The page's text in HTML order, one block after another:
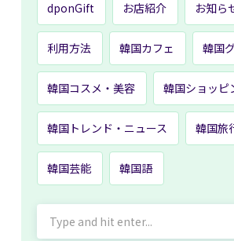
dponGift お店紹介 お知ら
利用方法 韓国カフェ 韓国
韓国コスメ・美容 韓国ショッピ
韓国トレンド・ニュース 韓国旅
韓国芸能 韓国語